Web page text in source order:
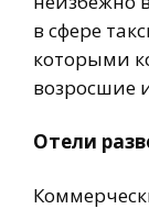
в сфере
которыми
возросшие
Отели